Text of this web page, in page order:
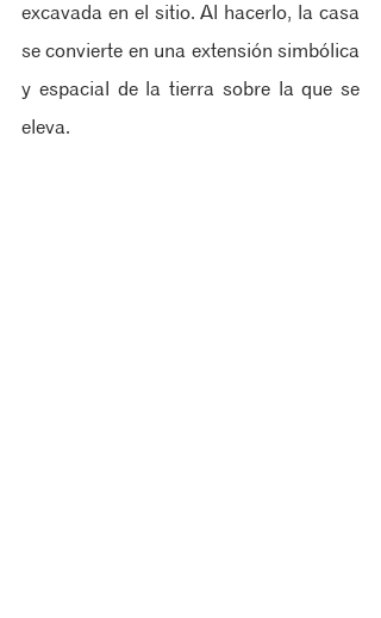
excavada en el sitio. Al hacerlo, la casa
se convierte en una extensión simbólica
y espacial de la tierra sobre la que se
eleva.